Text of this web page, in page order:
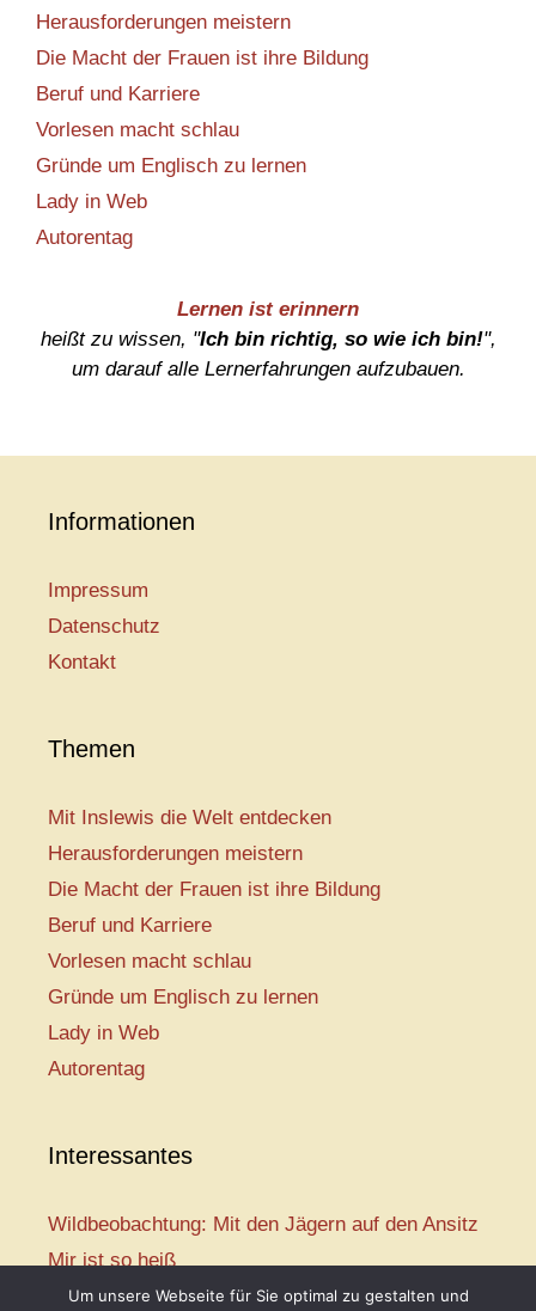
Herausforderungen meistern
Die Macht der Frauen ist ihre Bildung
Beruf und Karriere
Vorlesen macht schlau
Gründe um Englisch zu lernen
Lady in Web
Autorentag
Lernen ist erinnern
heißt zu wissen, "Ich bin richtig, so wie ich bin!",
um darauf alle Lernerfahrungen aufzubauen.
Informationen
Impressum
Datenschutz
Kontakt
Themen
Mit Inslewis die Welt entdecken
Herausforderungen meistern
Die Macht der Frauen ist ihre Bildung
Beruf und Karriere
Vorlesen macht schlau
Gründe um Englisch zu lernen
Lady in Web
Autorentag
Interessantes
Wildbeobachtung: Mit den Jägern auf den Ansitz
Mir ist so heiß
Mission: Rettungsschwimmer
Um unsere Webseite für Sie optimal zu gestalten und